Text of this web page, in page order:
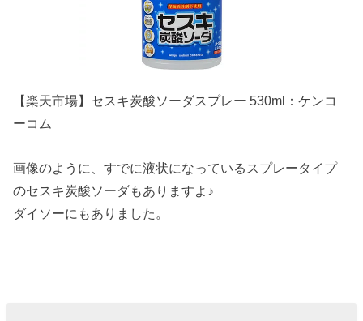
【楽天市場】セスキ炭酸ソーダスプレー 530ml：ケンコ
ーコム
画像のように、すでに液状になっているスプレータイプ
のセスキ炭酸ソーダもありますよ♪
ダイソーにもありました。